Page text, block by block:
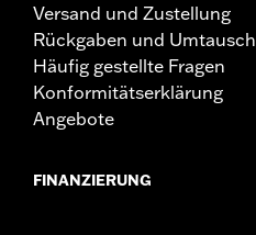
Versand und Zustellung
Rückgaben und Umtausch
Häufig gestellte Fragen
Konformitätserklärung
Angebote
FINANZIERUNG